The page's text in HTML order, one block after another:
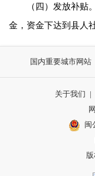
（四）发放补贴。
金，资金下达到县人
国内重要城市网站
关于我们 |
闽